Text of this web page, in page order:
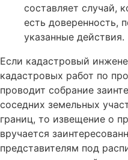
составляет случай,
есть доверенность,
указанные действия.
Если кадастровый
кадастровых работ по
проводит собрание
соседних земельных
границ, то извещение о
вручается
представителям под